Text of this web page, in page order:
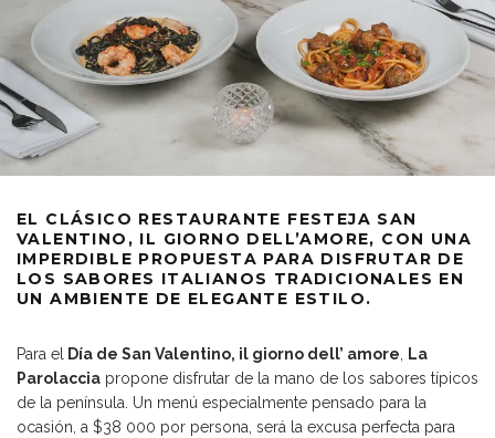
EL CLÁSICO RESTAURANTE FESTEJA SAN
VALENTINO, IL GIORNO DELL’AMORE, CON UNA
IMPERDIBLE PROPUESTA PARA DISFRUTAR DE
LOS SABORES ITALIANOS TRADICIONALES EN
UN AMBIENTE DE ELEGANTE ESTILO.
Para el Día de San Valentino, il giorno dell’ amore
La
Parolaccia propone disfrutar de la mano de los sabores típicos
de la península. Un menú especialmente pensado para la
ocasión, a $38 000 por persona, será la excusa perfecta para